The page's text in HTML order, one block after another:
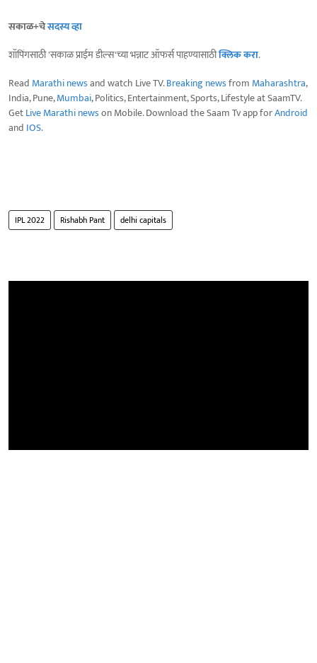
सकाळ+चेसदस्य व्हा
शॉपिंगसाठी 'सकाळ प्राईम डील्स'च्या भन्नाट ऑफर्स पाहण्यासाठीक्लिक करा.
Read Marathi newsand watch Live TV.Breaking newsfrom Maharashtra,
India, Pune,Mumbai, Politics, Entertainment, Sports, Lifestyle at SaamTV.
GetLive Marathi newson Mobile. Download the Saam Tv app forAndroid
and IOS.
IPL 2022 Rishabh Pant delhi capitals